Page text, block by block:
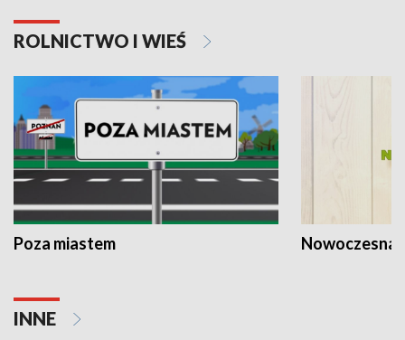
ROLNICTWO I WIEŚ
Poza miastem Nowoczesna
INNE